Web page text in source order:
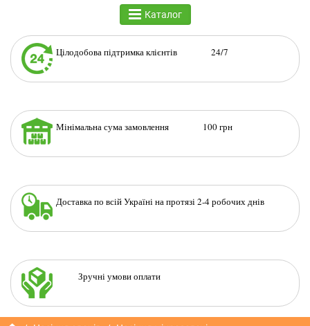
Каталог
Цілодобова підтримка клієнтів 24/7
Мінімальна сума замовлення 100 грн
Доставка по всій Україні на протязі 2-4 робочих днів
Зручні умови оплати